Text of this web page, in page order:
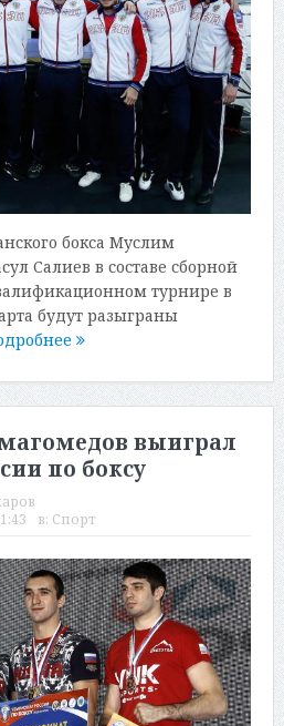
бокса Муслим
Салиев в составе сборной
турнире в
будут разыграны
выиграл
по боксу
в: Спорт